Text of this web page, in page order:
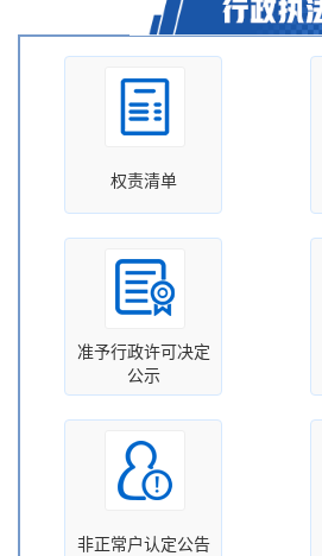
权责清单
准予行政许可决定
公示
非正常户认定公告